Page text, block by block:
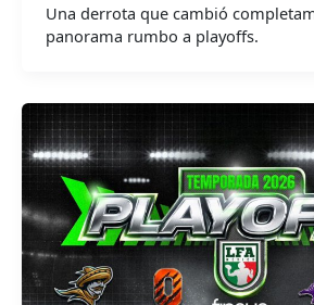
Una derrota que cambió
panorama rumbo a playoffs.